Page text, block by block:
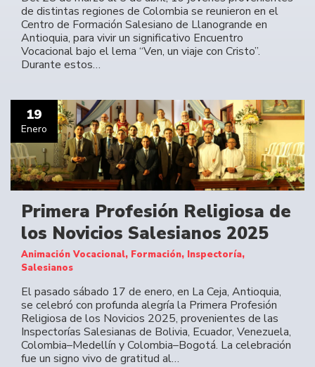
de distintas regiones de Colombia se reunieron en el
Centro de Formación Salesiano de Llanogrande en
Antioquia, para vivir un significativo Encuentro
Vocacional bajo el lema “Ven, un viaje con Cristo”.
Durante estos…
19
Enero
Primera Profesión Religiosa de
los Novicios Salesianos 2025
Animación Vocacional, Formación, Inspectoría,
Salesianos
El pasado sábado 17 de enero, en La Ceja, Antioquia,
se celebró con profunda alegría la Primera Profesión
Religiosa de los Novicios 2025, provenientes de las
Inspectorías Salesianas de Bolivia, Ecuador, Venezuela,
Colombia–Medellín y Colombia–Bogotá. La celebración
fue un signo vivo de gratitud al…